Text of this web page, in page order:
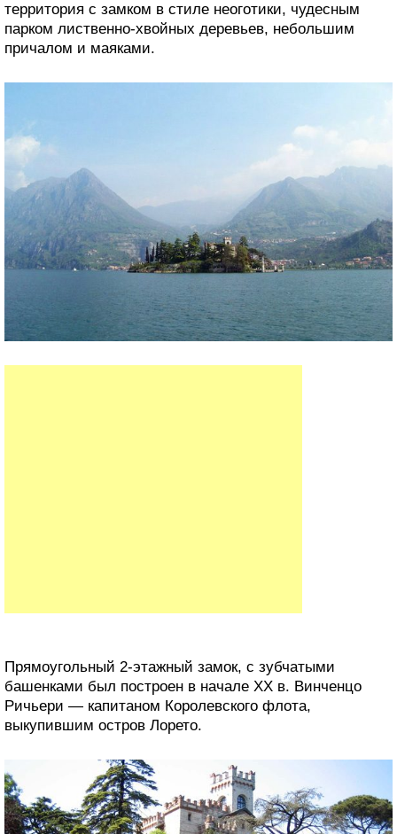
территория с замком в стиле неоготики, чудесным
парком лиственно-хвойных деревьев, небольшим
причалом и маяками.
Прямоугольный 2-этажный замок, с зубчатыми
башенками был построен в начале ХХ в. Винченцо
Ричьери — капитаном Королевского флота,
выкупившим остров Лорето.